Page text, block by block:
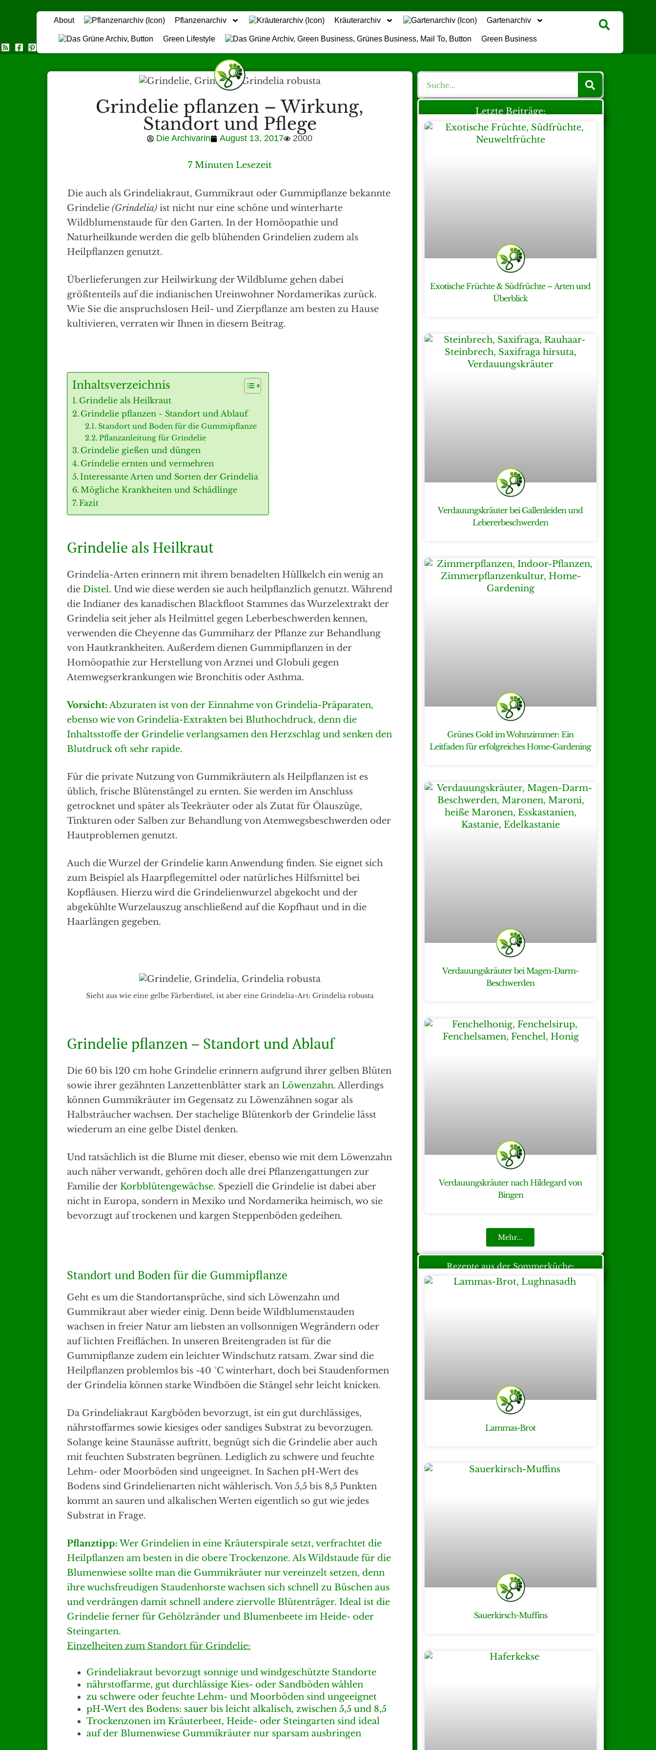
About Pflanzenarchiv Kräuterarchiv Gartenarchiv
Green Lifestyle Green Business
Das Grüne Archiv
Grindelie pflanzen – Wirkung,
Standort und Pflege
Die Archivarin August 13, 2017 2000
7 Minuten Lesezeit
Die auch als Grindeliakraut, Gummikraut oder Gummipflanze bekannte
Grindelie (Grindelia) ist nicht nur eine schöne und winterharte
Wildblumenstaude für den Garten. In der Homöopathie und
Naturheilkunde werden die gelb blühenden Grindelien zudem als
Heilpflanzen genutzt.
Überlieferungen zur Heilwirkung der Wildblume gehen dabei
größtenteils auf die indianischen Ureinwohner Nordamerikas zurück.
Wie Sie die anspruchslosen Heil- und Zierpflanze am besten zu Hause
kultivieren, verraten wir Ihnen in diesem Beitrag.
Inhaltsverzeichnis
Grindelie als Heilkraut
Grindelie pflanzen - Standort und Ablauf
Standort und Boden für die Gummipflanze
Pflanzanleitung für Grindelie
Grindelie gießen und düngen
Grindelie ernten und vermehren
Interessante Arten und Sorten der Grindelia
Mögliche Krankheiten und Schädlinge
Fazit
Grindelie als Heilkraut
Grindelia-Arten erinnern mit ihrem benadelten Hüllkelch ein wenig an
die Distel. Und wie diese werden sie auch heilpflanzlich genutzt. Während
die Indianer des kanadischen Blackfloot Stammes das Wurzelextrakt der
Grindelia seit jeher als Heilmittel gegen Leberbeschwerden kennen,
verwenden die Cheyenne das Gummiharz der Pflanze zur Behandlung
von Hautkrankheiten. Außerdem dienen Gummipflanzen in der
Homöopathie zur Herstellung von Arznei und Globuli gegen
Atemwegserkrankungen wie Bronchitis oder Asthma.
Vorsicht: Abzuraten ist von der Einnahme von Grindelia-Präparaten,
ebenso wie von Grindelia-Extrakten bei Bluthochdruck, denn die
Inhaltsstoffe der Grindelie verlangsamen den Herzschlag und senken den
Blutdruck oft sehr rapide.
Für die private Nutzung von Gummikräutern als Heilpflanzen ist es
üblich, frische Blütenstängel zu ernten. Sie werden im Anschluss
getrocknet und später als Teekräuter oder als Zutat für Ölauszüge,
Tinkturen oder Salben zur Behandlung von Atemwegsbeschwerden oder
Hautproblemen genutzt.
Auch die Wurzel der Grindelie kann Anwendung finden. Sie eignet sich
zum Beispiel als Haarpflegemittel oder natürliches Hilfsmittel bei
Kopfläusen. Hierzu wird die Grindelienwurzel abgekocht und der
abgekühlte Wurzelauszug anschließend auf die Kopfhaut und in die
Haarlängen gegeben.
Sieht aus wie eine gelbe Färberdistel, ist aber eine Grindelia-Art: Grindelia robusta
Grindelie pflanzen – Standort und Ablauf
Die 60 bis 120 cm hohe Grindelie erinnern aufgrund ihrer gelben Blüten
sowie ihrer gezähnten Lanzettenblätter stark an Löwenzahn. Allerdings
können Gummikräuter im Gegensatz zu Löwenzähnen sogar als
Halbsträucher wachsen. Der stachelige Blütenkorb der Grindelie lässt
wiederum an eine gelbe Distel denken.
Und tatsächlich ist die Blume mit dieser, ebenso wie mit dem Löwenzahn
auch näher verwandt, gehören doch alle drei Pflanzengattungen zur
Familie der Korbblütengewächse. Speziell die Grindelie ist dabei aber
nicht in Europa, sondern in Mexiko und Nordamerika heimisch, wo sie
bevorzugt auf trockenen und kargen Steppenböden gedeihen.
Standort und Boden für die Gummipflanze
Geht es um die Standortansprüche, sind sich Löwenzahn und
Gummikraut aber wieder einig. Denn beide Wildblumenstauden
wachsen in freier Natur am liebsten an vollsonnigen Wegrändern oder
auf lichten Freiflächen. In unseren Breitengraden ist für die
Gummipflanze zudem ein leichter Windschutz ratsam. Zwar sind die
Heilpflanzen problemlos bis -40 °C winterhart, doch bei Staudenformen
der Grindelia können starke Windböen die Stängel sehr leicht knicken.
Da Grindeliakraut Kargböden bevorzugt, ist ein gut durchlässiges,
nährstoffarmes sowie kiesiges oder sandiges Substrat zu bevorzugen.
Solange keine Staunässe auftritt, begnügt sich die Grindelie aber auch
mit feuchten Substraten begrünen. Lediglich zu schwere und feuchte
Lehm- oder Moorböden sind ungeeignet. In Sachen pH-Wert des
Bodens sind Grindelienarten nicht wählerisch. Von 5,5 bis 8,5 Punkten
kommt an sauren und alkalischen Werten eigentlich so gut wie jedes
Substrat in Frage.
Pflanztipp:Wer Grindelien in eine Kräuterspirale setzt, verfrachtet die
Heilpflanzen am besten in die obere Trockenzone. Als Wildstaude für die
Blumenwiese sollte man die Gummikräuter nur vereinzelt setzen, denn
ihre wuchsfreudigen Staudenhorste wachsen sich schnell zu Büschen aus
und verdrängen damit schnell andere ziervolle Blütenträger. Ideal ist die
Grindelie ferner für Gehölzränder und Blumenbeete im Heide- oder
Steingarten.
Einzelheiten zum Standort für Grindelie:
Grindeliakraut bevorzugt sonnige und windgeschützte Standorte
nährstoffarme, gut durchlässige Kies- oder Sandböden wählen
zu schwere oder feuchte Lehm- und Moorböden sind ungeeignet
pH-Wert des Bodens: sauer bis leicht alkalisch, zwischen 5,5 und 8,5
Trockenzonen im Kräuterbeet, Heide- oder Steingarten sind ideal
auf der Blumenwiese Gummikräuter nur sparsam ausbringen
Letzte Beiträge:
Exotische Früchte & Südfrüchte – Arten und
Überblick
Verdauungskräuter bei Gallenleiden und
Lebererbeschwerden
Grünes Gold im Wohnzimmer: Ein
Leitfaden für erfolgreiches Home-Gardening
Verdauungskräuter bei Magen-Darm-
Beschwerden
Verdauungskräuter nach Hildegard von
Bingen
Mehr...
Rezepte aus der Sommerküche:
Lammas-Brot
Sauerkirsch-Muffins